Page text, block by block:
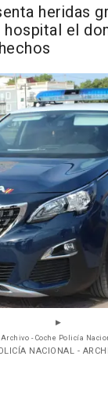
heridas
hospital el
Archivo - Coche Policía
NACIONAL -